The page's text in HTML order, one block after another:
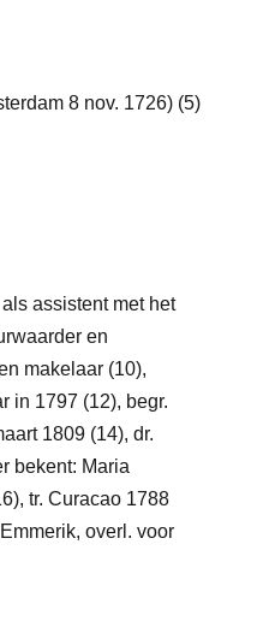
8 nov. 1726)(5)
assistent met het
en
makelaar(10),
in 1797 (12), begr.
1809(14), dr.
bekent: Maria
, tr. Curacao 1788
overl. voor